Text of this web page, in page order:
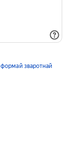
формай зваротнай